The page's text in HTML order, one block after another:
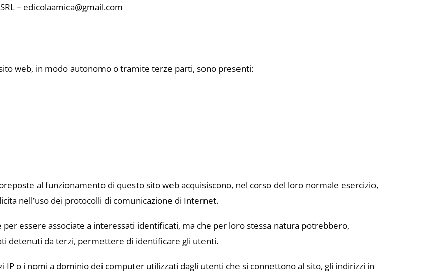
– edicolaamica@gmail.com
web, in modo autonomo o tramite terze parti, sono presenti:
al funzionamento di questo sito web acquisiscono, nel corso del loro normale esercizio,
nell’uso dei protocolli di comunicazione di Internet.
essere associate a interessati identificati, ma che per loro stessa natura potrebbero,
detenuti da terzi, permettere di identificare gli utenti.
IP o i nomi a dominio dei computer utilizzati dagli utenti che si connettono al sito, gli indirizzi in